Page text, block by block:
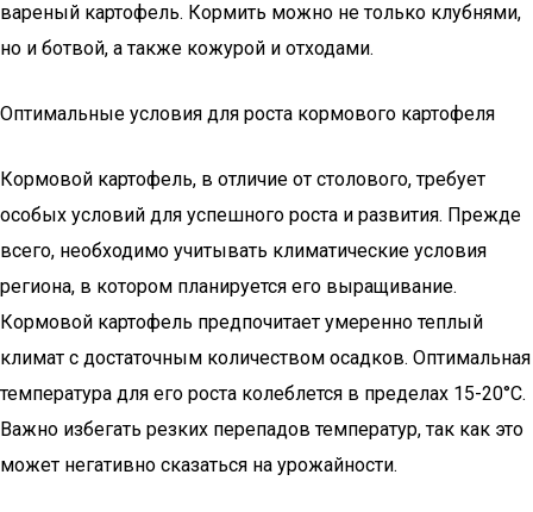
вареный картофель. Кормить можно не только клубнями,
но и ботвой, а также кожурой и отходами.
Оптимальные условия для роста кормового картофеля
Кормовой картофель, в отличие от столового, требует
особых условий для успешного роста и развития. Прежде
всего, необходимо учитывать климатические условия
региона, в котором планируется его выращивание.
Кормовой картофель предпочитает умеренно теплый
климат с достаточным количеством осадков. Оптимальная
температура для его роста колеблется в пределах 15-20°C.
Важно избегать резких перепадов температур, так как это
может негативно сказаться на урожайности.